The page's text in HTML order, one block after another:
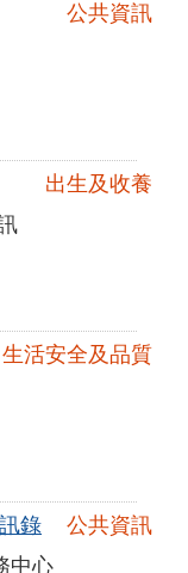
公共資訊
出生及收養
生活安全及品質
錄
公共資訊
心通訊錄